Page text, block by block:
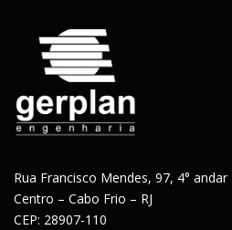
Rua Francisco Mendes, 97, 4° andar
Centro – Cabo Frio – RJ
CEP: 28907-110